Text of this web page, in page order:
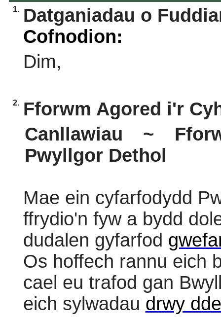
1.
Datganiadau o
Cofnodion:
Dim,
2.
Fforwm Agored i'r
Canllawiau ~
Pwyllgor Dethol
Mae ein cyfarfodydd
ffrydio'n fyw a bydd
dudalen gyfarfod
Os hoffech rannu eich
cael eu trafod gan
eich sylwadau drwy